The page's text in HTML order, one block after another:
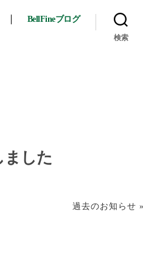
BellFineブログ
検索
ました
過去のお知らせ »